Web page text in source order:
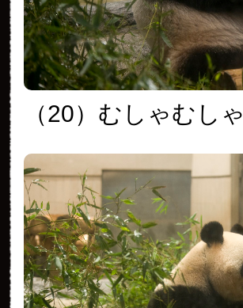
（20）むしゃむしゃ